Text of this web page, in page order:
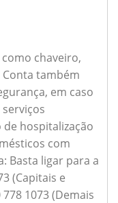
chaveiro,
também
em caso
hospitalização
com
Basta ligar para a
(Capitais e
1073 (Demais